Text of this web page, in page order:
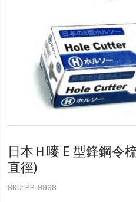
日本Ｈ嘜 E 型鋒鋼令
直徑)
SKU PP-9998